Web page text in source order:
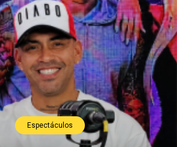
Espectáculos